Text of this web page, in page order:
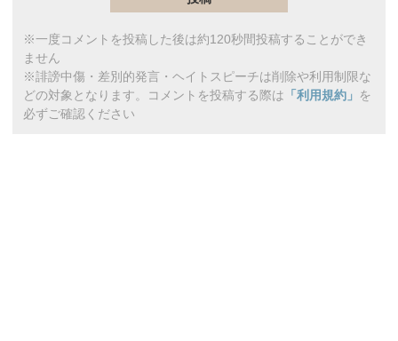
※一度コメントを投稿した後は約120秒間投稿することができ
ません
※誹謗中傷・差別的発言・ヘイトスピーチは削除や利用制限な
どの対象となります。コメントを投稿する際は 「利用規約」 を
必ずご確認ください